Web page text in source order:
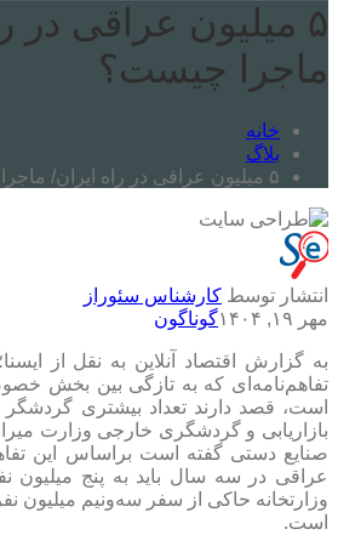
۵ میلیون عراقی در
ماجرا چیست؟
خانه
بلاگ
۵ میلیون عراقی در راه ایران/ ماجرا چیست؟
انتشار توسط کارشناس سئوراز
مهر ۱۹, ۱۴۰۴
گوناگون
به گزارش اقتصاد آنلاین به نقل از
تفاهم‌نامه‌ای که به تازگی بین بخش
است، قصد دارند تعداد بیشتری گردشگر
بازاریابی و گردشگری خارجی وزارت
صنایع دستی گفته است براساس این
عراقی در سه سال باید به پنج میلیون
وزارتخانه حاکی از سفر سه‌ونیم میلیون
است.